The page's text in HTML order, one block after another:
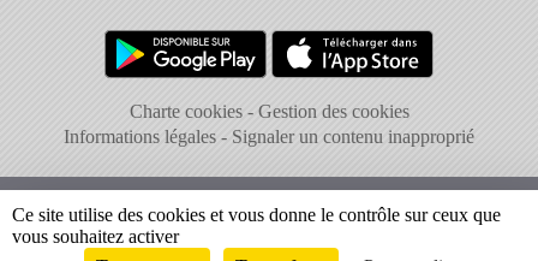
Charte cookies
Gestion des cookies
Informations légales
Signaler un contenu inapproprié
Ce site utilise des cookies et vous donne le contrôle sur ceux que
vous souhaitez activer